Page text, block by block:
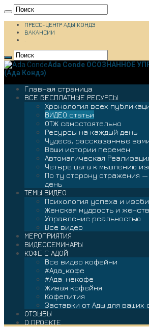
ПРЕСС-ЦЕНТР АДЫ КОНДЭ
ВАКАНСИИ
.
Ada Conde ОСОЗНАННОЕ
(Ада Кондэ)
Главная страница
ВСЕ БЕСПЛАТНЫЕ РЕСУРСЫ
Хронология всех
ВИДЕО статьи
ОТЖ самостоятельно
Ресурсы на каждый день
Чудеса, рассказанные
Ваши истории перемен
Автомагическая
Четыре шага к мышлению
По ту сторону отражения
день
ТЕМЫ ВИДЕО
Психология успеха и
Женская мудрость и
Управление реальностью
Все видео
МЕРОПРИЯТИЯ
ВИДЕОСЕМИНАРЫ
КОФЕ С АДОЙ
Все видео кофейни
#Ада_кофе
#Ада_некофе
Живая кофейня
Кофепития
Заставки от Ады для ваших
ОТЗЫВЫ
О ПРОЕКТЕ